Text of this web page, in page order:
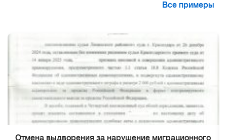
Все примеры
Отмена выдворения за нарушение миграционного